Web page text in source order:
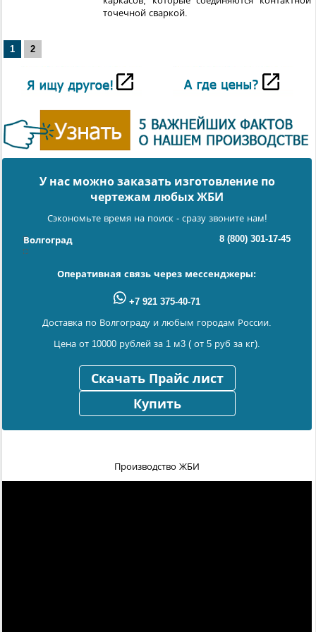
точечной сваркой.
1 2
У нас можно заказать изготовление по
чертежам любых ЖБИ
Сэкономьте время на поиск - сразу звоните нам!
Волгоград 8 (800) 301-17-45
Оперативная связь через мессенджеры:
+7 921 375-40-71
Доставка по Волгограду и любым городам России.
Цена от 10000 рублей за 1 м3 ( от 5 руб за кг).
Скачать Прайс лист
Купить
Производство ЖБИ